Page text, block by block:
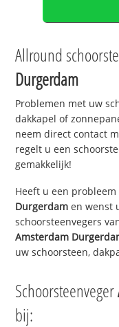
Allround
Durgerdam
Problemen met uw
dakkapel of
neem direct contact
regelt u een
gemakkelijk!
Heeft u een
Durgerdam en wenst
schoorsteenvegers
Amsterdam
uw schoorsteen,
Schoorsteenveger
bij: